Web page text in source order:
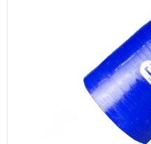
productos de DRP Silicona
Manguera